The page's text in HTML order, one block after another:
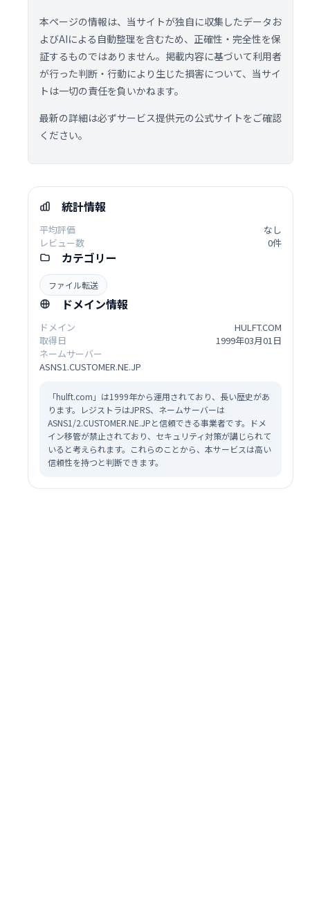
本ページの情報は、当サイトが独自に収集したデータお
よびAIによる自動整理を含むため、正確性・完全性を保
証するものではありません。掲載内容に基づいて利用者
が行った判断・行動により生じた損害について、当サイ
トは一切の責任を負いかねます。
最新の詳細は必ずサービス提供元の公式サイトをご確認
ください。
統計情報
平均評価
なし
レビュー数
0件
カテゴリー
ファイル転送
ドメイン情報
ドメイン
HULFT.COM
取得日
1999年03月01日
ネームサーバー
ASNS1.CUSTOMER.NE.JP
「hulft.com」は1999年から運用されており、長い歴史があ
ります。レジストラはJPRS、ネームサーバーは
ASNS1/2.CUSTOMER.NE.JPと信頼できる事業者です。ドメ
イン移管が禁止されており、セキュリティ対策が講じられて
いると考えられます。これらのことから、本サービスは高い
信頼性を持つと判断できます。